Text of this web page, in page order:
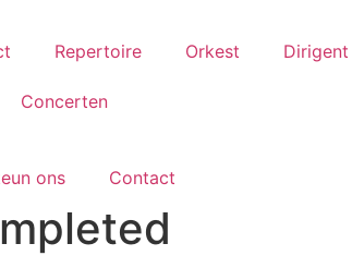
Repertoire Orkest Dirigent
Concerten
ons Contact